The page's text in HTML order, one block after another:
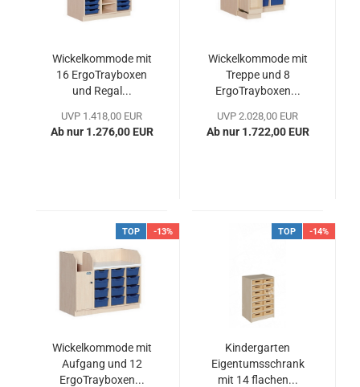
Wickelkommode mit
16 ErgoTrayboxen
und Regal...
UVP 1.418,00 EUR
Ab nur 1.276,00 EUR
Wickelkommode mit
Treppe und 8
ErgoTrayboxen...
UVP 2.028,00 EUR
Ab nur 1.722,00 EUR
TOP -13%
Wickelkommode mit
Aufgang und 12
ErgoTrayboxen...
TOP -14%
Kindergarten
Eigentumsschrank
mit 14 flachen...